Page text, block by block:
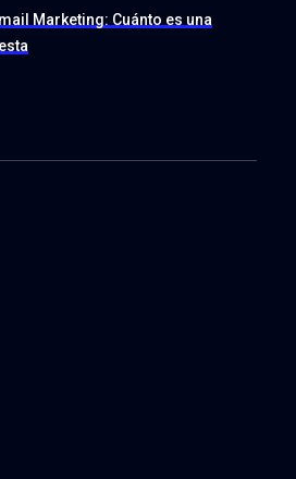
Marketing: Cuánto es una